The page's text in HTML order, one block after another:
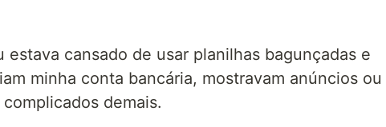
estava cansado de usar planilhas bagunçadas e
minha conta bancária, mostravam anúncios ou
demais.